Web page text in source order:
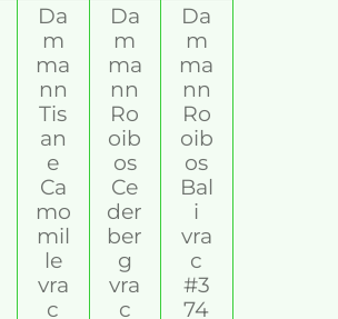
Da
m
ma
nn
Tis
an
e
Ca
mo
mil
le
vra
c
Da
m
ma
nn
Ro
oib
os
Ce
der
ber
g
vra
c
Da
m
ma
nn
Ro
oib
os
Bal
i
vra
c
#3
74